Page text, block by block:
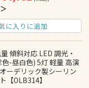
に入りに追加
傾斜対応 LED 調光・
-昼白色) 5灯 軽量 高演
ーデリック製シーリン
【OLB314】